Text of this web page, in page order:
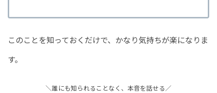
このことを知っておくだけで、かなり気持ちが楽になりま
す。
＼誰にも知られることなく、本音を話せる／